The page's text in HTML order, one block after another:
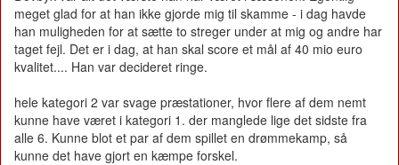
meget glad for at han ikke gjorde mig til skamme - i dag havde
han muligheden for at sætte to streger under at mig og andre har
taget fejl. Det er i dag, at han skal score et mål af 40 mio euro
kvalitet.... Han var decideret ringe.
hele kategori 2 var svage præstationer, hvor flere af dem nemt
kunne have været i kategori 1. der manglede lige det sidste fra
alle 6. Kunne blot et par af dem spillet en drømmekamp, så
kunne det have gjort en kæmpe forskel.